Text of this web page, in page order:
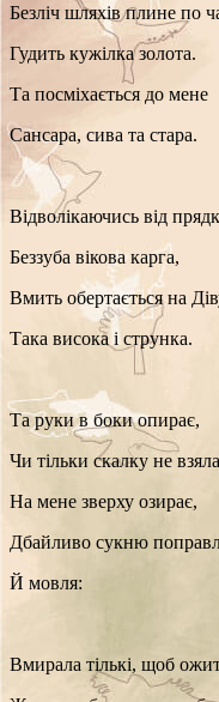
Безліч шляхів плине по
Гудить кужілка золота.
Та посміхається до мене
Сансара, сива та стара.
Відволікаючись від
Беззуба вікова карга,
Вмить обертається на
Така висока і струнка.
Та руки в боки опирає,
Чи тільки скалку не
На мене зверху озирає,
Дбайливо сукню
Й мовля:
Вмирала тількі, щоб